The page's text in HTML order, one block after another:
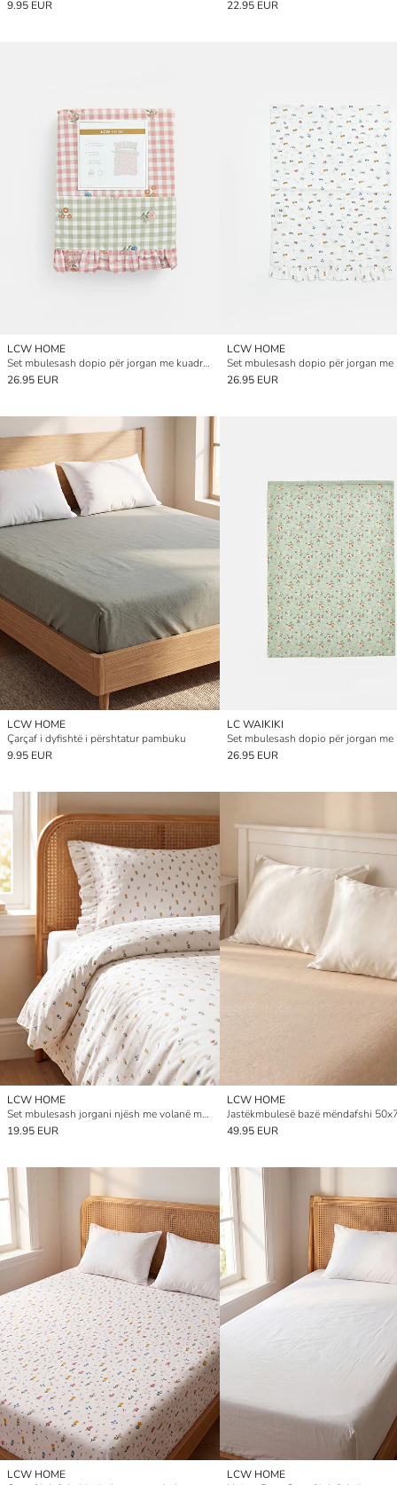
9.95 EUR
22.95 EUR
LCW HOME
Set mbulesash dopio për jorgan me kuadrate gingham me motiv lulesh
26.95 EUR
LCW HOME
26.95 EUR
LCW HOME
Çarçaf i dyfishtë i përshtatur pambuku
9.95 EUR
LC WAIKIKI
26.95 EUR
LCW HOME
Set mbulesash jorgani njësh me volanë me lule
19.95 EUR
LCW HOME
Jastëkmbulesë bazë mëndafshi
49.95 EUR
LCW HOME
LCW HOME